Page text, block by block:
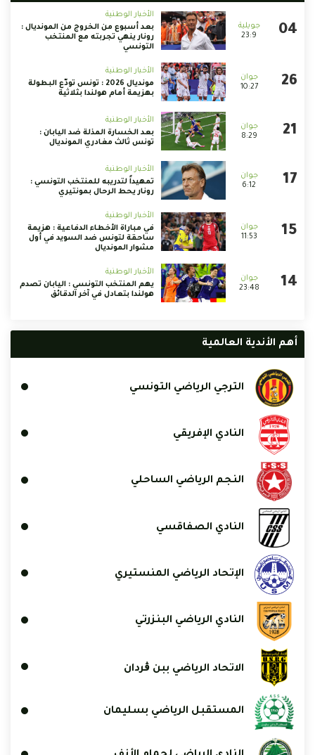
23:9
الأخبار الوطنية
بعد أسبوع من الخروج من المونديال :
رونار ينهي تجربته مع المنتخب
التونسي
10:27
الأخبار الوطنية
مونديال 2026 : تونس تودّع البطولة
بهزيمة أمام هولندا بثلاثية
8:29
الأخبار الوطنية
بعد الخسارة المذلة ضد اليابان :
تونس ثالث مغادري المونديال
6:12
الأخبار الوطنية
تمهيداً لتدريبه للمنتخب التونسي :
رونار يحط الرحال بمونتيري
11:53
الأخبار الوطنية
في مباراة الأخطاء الدفاعية : هزيمة
ساحقة لتونس ضد السويد في أول
مشوار المونديال
23:48
الأخبار الوطنية
يهم المنتخب التونسي : اليابان تصدم
هولندا بتعادل في آخر الدقائق
أهم الأندية العالمية
الترجي الرياضي التونسي
النادي الإفريقي
النجم الرياضي الساحلي
النادي الصفاقسي
الإتحاد الرياضي المنستيري
النادي الرياضي البنزرتي
الاتحاد الرياضي ببن ڨردان
المستقبل الرياضي بسليمان